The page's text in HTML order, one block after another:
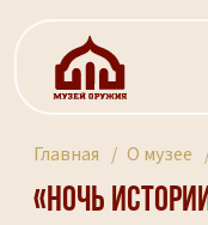
Главная О музее
«Ночь